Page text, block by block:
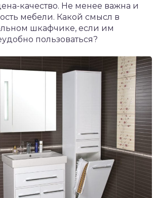
качество. Не менее важна и
мебели. Какой смысл в
шкафчике, если им
пользоваться?